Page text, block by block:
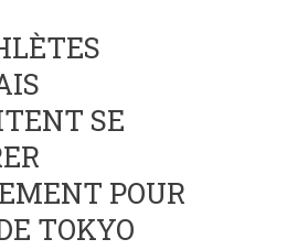
SE
POUR
TOKYO